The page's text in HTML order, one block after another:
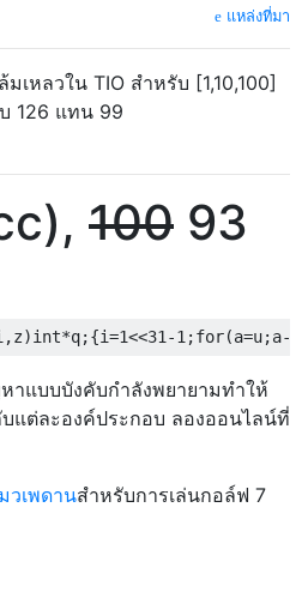
แหล่งที่มา
เหลวใน TIO สำหรับ [1,10,100]
126 แทน 99
100 93
,z)int*q;{i=1<<31 -1 ;for(a=u;a--
าแบบบังคับกำลังพยายามทำให้
บแต่ละองค์ประกอบ ลองออนไลน์ที่
วเพดานสำหรับการเล่นกอล์ฟ 7